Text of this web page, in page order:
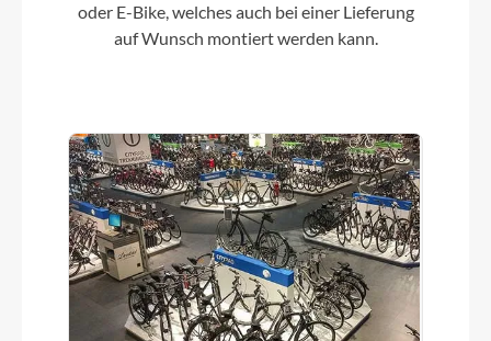
oder E-Bike, welches auch bei einer Lieferung
auf Wunsch montiert werden kann.